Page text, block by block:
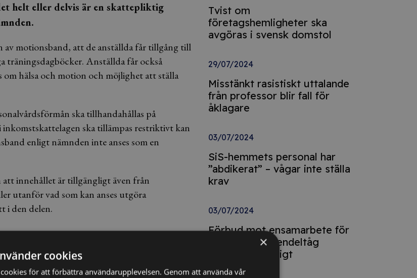
helt eller delvis är en skattepliktig
motionsband, att de anställda får tillgång till
träningsdagböcker. Anställda får också
hälsa och motion och möjlighet att ställa
ska tillhandahållas på
ska tillämpas restriktivt kan
enligt nämnden inte anses som en
att innehållet är tillgängligt även från
utanför vad som kan anses utgöra
i den delen.
går det alltid att vända sig till
Tvist om
företagshemligheter ska
avgöras i svensk domstol
29/07/2024
Misstänkt rasistiskt uttalande
från professor blir fall för
åklagare
03/07/2024
SiS-hemmets personal har
”abdikerat” – vågar inte ställa
krav
03/07/2024
Förbud mot ensamarbete för
lokförare på pendeltåg
oproportionerligt
×
cookies
för att förbättra användarupplevelsen. Genom att använda vår